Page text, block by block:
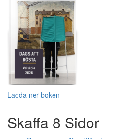
Ladda ner boken
Skaffa 8 Sidor